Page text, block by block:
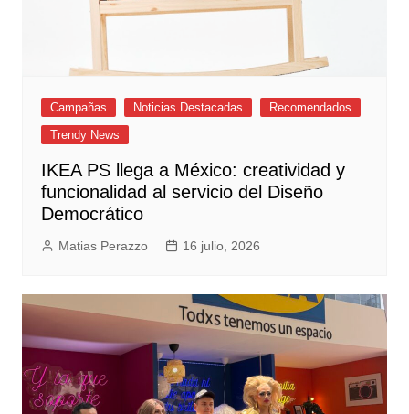
Campañas Noticias Destacadas
Recomendados
Trendy News
IKEA PS llega a México: creatividad y
funcionalidad al servicio del Diseño
Democrático
Matias Perazzo 16 julio, 2026